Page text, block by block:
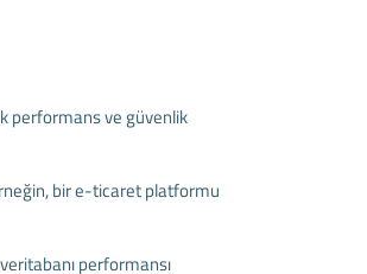
performans ve güvenlik
bir e-ticaret platformu
performansı